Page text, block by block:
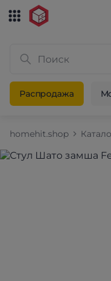
Распродажа
homehit.shop